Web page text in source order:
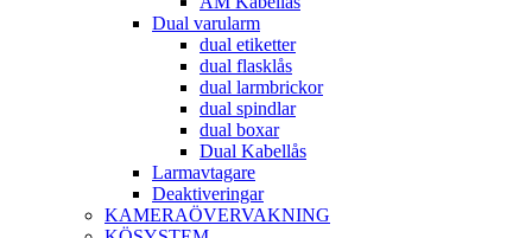
Dual varularm
dual etiketter
dual flasklås
dual larmbrickor
dual spindlar
dual boxar
Dual Kabellås
Larmavtagare
Deaktiveringar
KAMERAÖVERVAKNING